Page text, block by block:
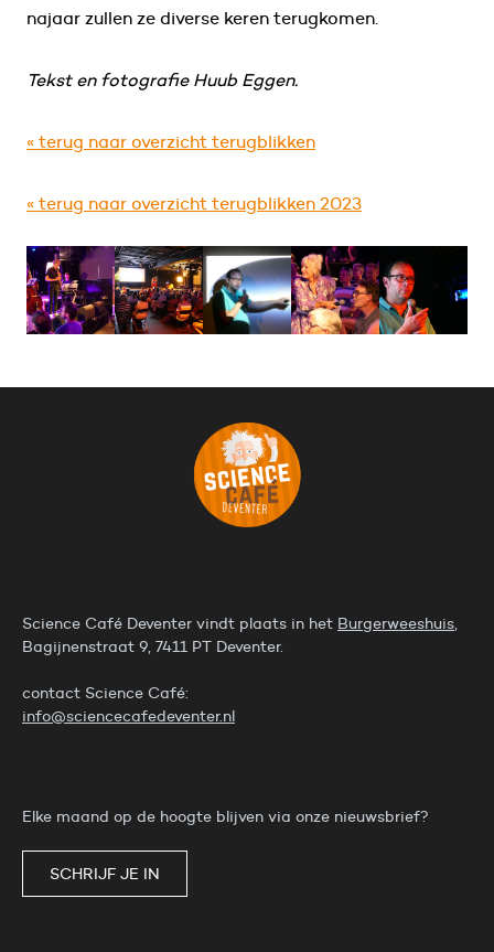
najaar zullen ze diverse keren terugkomen.
Tekst en fotografie Huub Eggen.
« terug naar overzicht terugblikken
« terug naar overzicht terugblikken 2023
Science Café Deventer vindt plaats in het Burgerweeshuis
Bagijnenstraat 9, 7411 PT Deventer.
contact Science Café:
info@sciencecafedeventer.nl
Elke maand op de hoogte blijven via onze nieuwsbrief?
SCHRIJF JE IN